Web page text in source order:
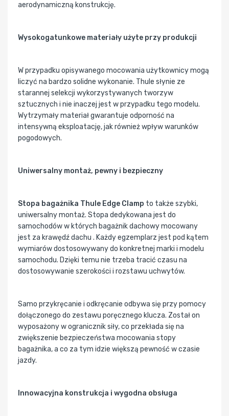
aerodynamiczną konstrukcję.
Wysokogatunkowe materiały użyte przy produkcji
W przypadku opisywanego mocowania użytkownicy mogą
liczyć na bardzo solidne wykonanie. Thule słynie ze
starannej selekcji wykorzystywanych tworzyw
sztucznych i nie inaczej jest w przypadku tego modelu.
Wytrzymały materiał gwarantuje odporność na
intensywną eksploatację, jak również wpływ warunków
pogodowych.
Uniwersalny montaż, pewny i bezpieczny
Stopa bagażnika Thule Edge Clamp to także szybki,
uniwersalny montaż. Stopa dedykowana jest do
samochodów w których bagażnik dachowy mocowany
jest za krawędź dachu . Każdy egzemplarz jest pod kątem
wymiarów dostosowywany do konkretnej marki i modelu
samochodu. Dzięki temu nie trzeba tracić czasu na
dostosowywanie szerokości i rozstawu uchwytów.
Samo przykręcanie i odkręcanie odbywa się przy pomocy
dołączonego do zestawu poręcznego klucza. Został on
wyposażony w ogranicznik siły, co przekłada się na
zwiększenie bezpieczeństwa mocowania stopy
bagażnika, a co za tym idzie większą pewność w czasie
jazdy.
Innowacyjna konstrukcja i wygodna obsługa